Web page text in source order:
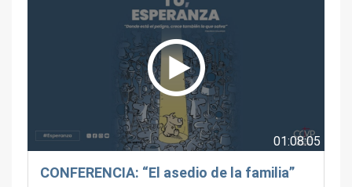
01:08:05
CONFERENCIA: “El asedio de la familia”